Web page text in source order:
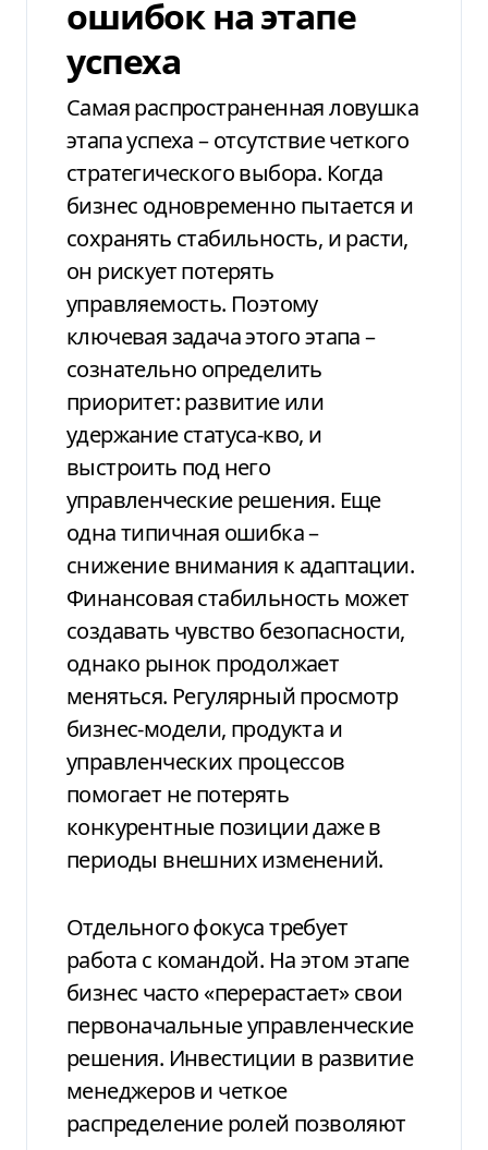
ошибок на этапе
успеха
Самая распространенная ловушка
этапа успеха – отсутствие четкого
стратегического выбора. Когда
бизнес одновременно пытается и
сохранять стабильность, и расти,
он рискует потерять
управляемость. Поэтому
ключевая задача этого этапа –
сознательно определить
приоритет: развитие или
удержание статуса-кво, и
выстроить под него
управленческие решения. Еще
одна типичная ошибка –
снижение внимания к адаптации.
Финансовая стабильность может
создавать чувство безопасности,
однако рынок продолжает
меняться. Регулярный просмотр
бизнес-модели, продукта и
управленческих процессов
помогает не потерять
конкурентные позиции даже в
периоды внешних изменений.
Отдельного фокуса требует
работа с командой. На этом этапе
бизнес часто «перерастает» свои
первоначальные управленческие
решения. Инвестиции в развитие
менеджеров и четкое
распределение ролей позволяют